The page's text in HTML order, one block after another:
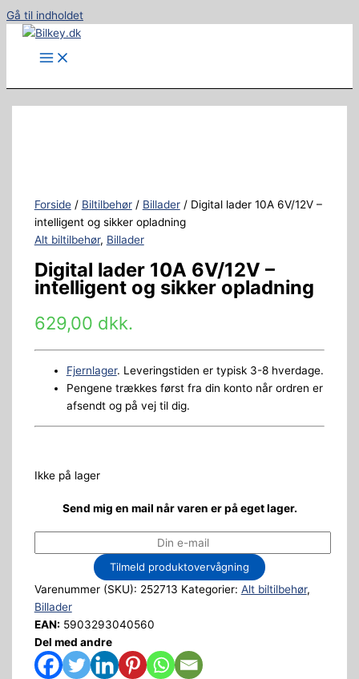
Gå til indholdet
Forside/ Biltilbehør/ Billader/ Digital lader 10A 6V/12V –
intelligent og sikker opladning
Alt biltilbehør, Billader
Digital lader 10A 6V/12V –
intelligent og sikker opladning
629,00 dkk.
Fjernlager. Leveringstiden er typisk 3-8 hverdage.
Pengene trækkes først fra din konto når ordren er
afsendt og på vej til dig.
Ikke på lager
Send mig en mail når varen er på eget lager.
Tilmeld produktovervågning
Varenummer (SKU): 252713 Kategorier: Alt biltilbehør,
Billader
EAN: 5903293040560
Del med andre